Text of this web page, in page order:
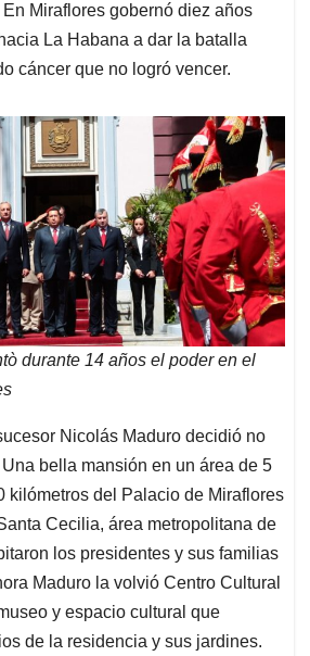
Miraflores gobernó diez años
La Habana a dar la batalla
cáncer que no logró vencer.
durante 14 años el poder en el
Nicolás Maduro decidió no
bella mansión en un área de 5
kilómetros del Palacio de Miraflores
Cecilia, área metropolitana de
los presidentes y sus familias
Maduro la volvió Centro Cultural
y espacio cultural que
de la residencia y sus jardines.